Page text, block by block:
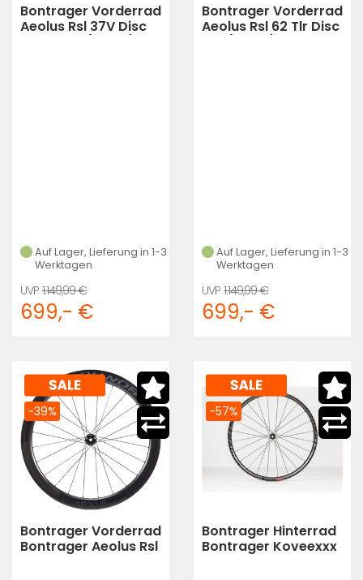
Bontrager Vorderrad
Aeolus Rsl 37V Disc
Auf Lager, Lieferung in 1-3
Werktagen
1.149,99 €
699,- €
Bontrager Vorderrad
Aeolus Rsl 62 Tlr Disc
Auf Lager, Lieferung in 1-3
Werktagen
1.149,99 €
699,- €
Bontrager Vorderrad
Bontrager Aeolus Rsl
-39%
Bontrager Hinterrad
Bontrager Koveexxx
-57%